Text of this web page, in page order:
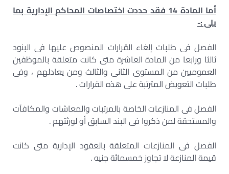
أما المادة 14 فقد حددت اختصاصات المحاكم الإدارية بما
يلى :-
الفصل فى طلبات إلغاء القرارات المنصوص عليها فى البنود
ثالثا ورابعا من المادة العاشرة متى كانت متعلقة بالموظفين
العموميين من المستوى الثانى والثالث ومن يعادلهم ، وفى
طلبات التعويض المترتبة على هذه القرارات .
الفصل فى المنازعات الخاصة بالمرتبات والمعاشات والمكافآت
والمستحقة لمن ذكروا فى البند السابق أو لورثتهم .
الفصل فى المنازعات المتعلقة بالعقود الإدارية متى كانت
قيمة المنازعة لا تجاوز خمسمائة جنيه .